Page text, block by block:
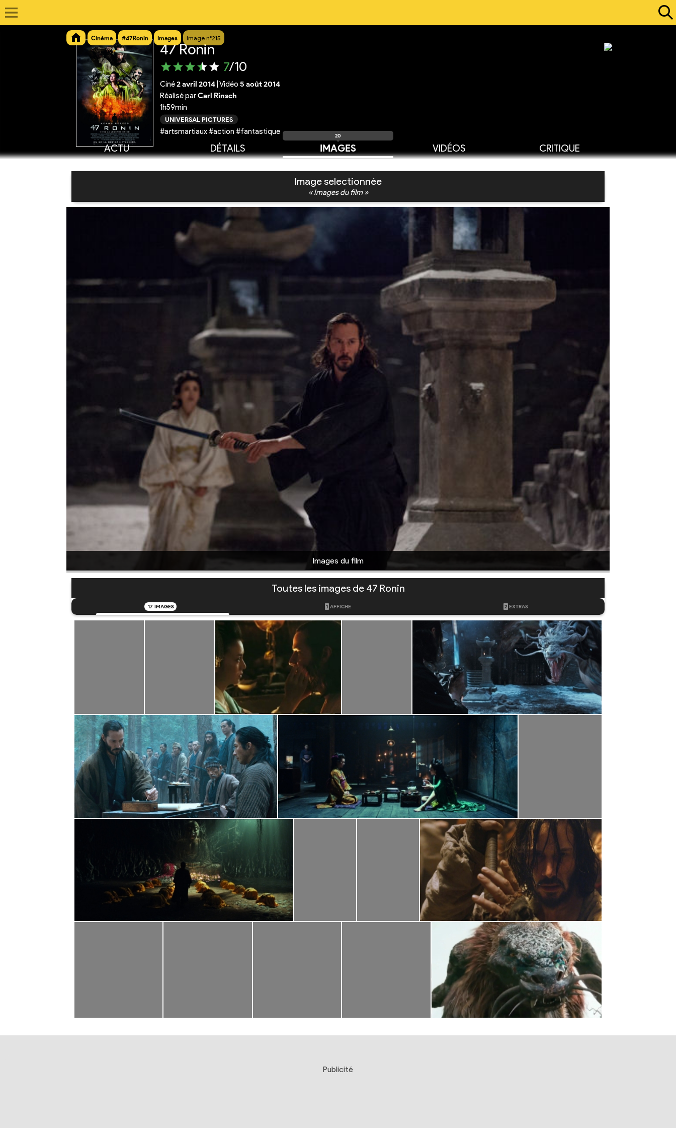
Cinéma #47Ronin Images Image n°215
47 Ronin
7/10
Ciné2 avril 2014 Vidéo 5 août 2014
Réalisé parCarl Rinsch
1h59min
UNIVERSAL PICTURES
#artsmartiaux #action #fantastique
ACTU DÉTAILS IMAGES
20
VIDÉOS CRITIQUE
Image selectionnée
« Images du film »
Images du film
Toutes les images de 47 Ronin
17 IMAGES 1 AFFICHE 2 EXTRAS
Publicité